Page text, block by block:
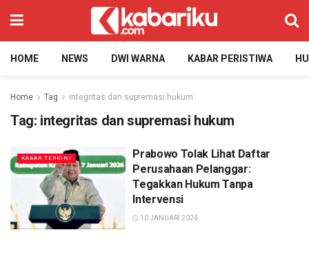
HOME NEWS DWI WARNA KABAR PERISTIWA
Home Tag integritas dan supremasi hukum
Tag: integritas dan supremasi hukum
KABAR TERKINI
Prabowo Tolak Lihat Daftar
Perusahaan Pelanggar:
Tegakkan Hukum Tanpa
Intervensi
10 JANUARI 2026